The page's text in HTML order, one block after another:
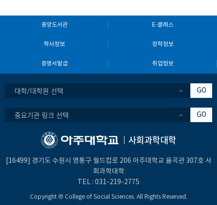
중앙도서관 E-클래스
학사정보 장학정보
증명서발급 취업정보
대학/대학원 선택 GO
중요기관 링크 선택 GO
사회과학대학
[16499] 경기도 수원시 영통구 월드컵로 206 아주대학교 율곡관 307호 사
회과학대학
TEL : 031-219-2775
Copyright Ⓒ College of Social Sciences. All Rights Reserved.